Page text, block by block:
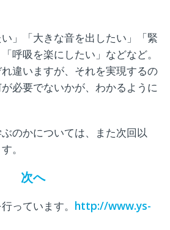
い」「大きな音を出したい」「緊
呼吸を楽にしたい」などなど。
違いますが、それを実現するの
必要でないかが、わかるように
のかについては、また次回以
。
次へ
っています。 http://www.ys-